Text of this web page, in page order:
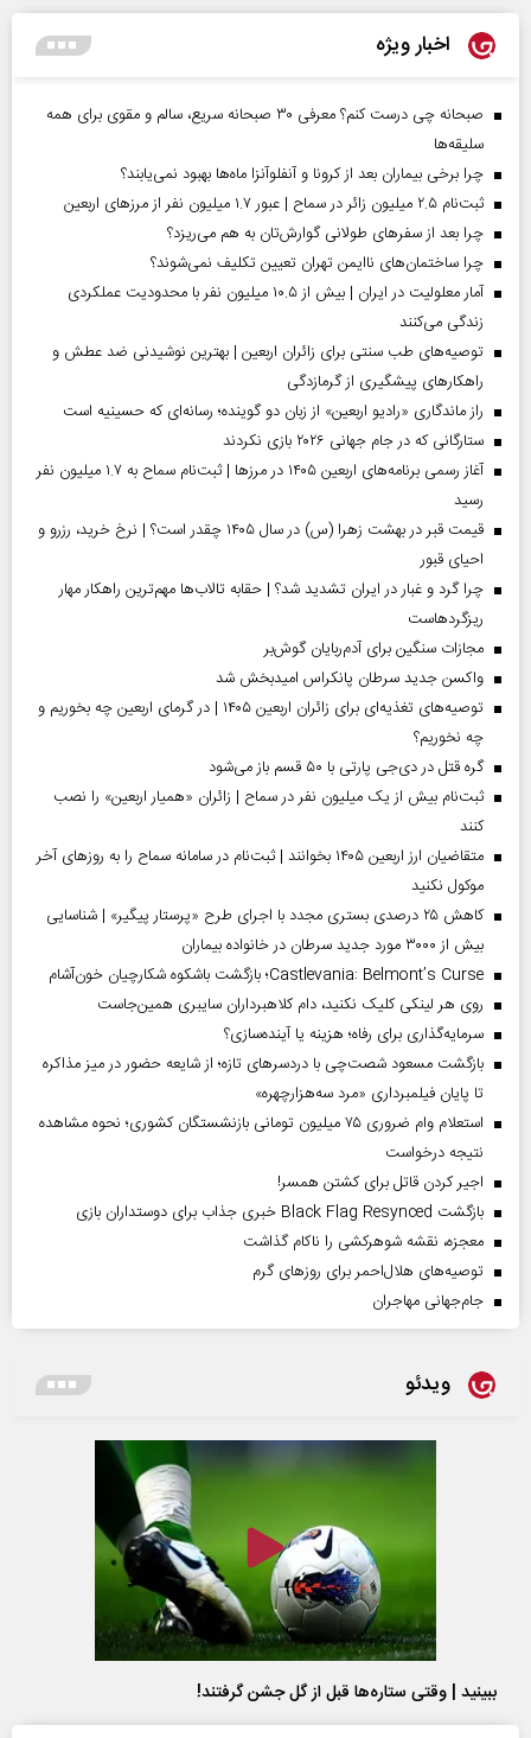
اخبار ویژه
صبحانه چی درست کنم؟ معرفی ۳۰ صبحانه سریع، سالم و مقوی برای همه
سلیقه‌ها
چرا برخی بیماران بعد از کرونا و آنفلوآنزا ماه‌ها بهبود نمی‌یابند؟
ثبت‌نام ۲.۵ میلیون زائر در سماح | عبور ۱.۷ میلیون نفر از مرز‌های اربعین
چرا بعد از سفرهای طولانی گوارش‌تان به هم می‌ریزد؟
چرا ساختمان‌های ناایمن تهران تعیین تکلیف نمی‌شوند؟
آمار معلولیت در ایران | بیش از ۱۰.۵ میلیون نفر با محدودیت عملکردی
زندگی می‌کنند
توصیه‌های طب سنتی برای زائران اربعین | بهترین نوشیدنی ضد عطش و
راهکارهای پیشگیری از گرمازدگی
راز ماندگاری «رادیو اربعین» از زبان دو گوینده؛ رسانه‌ای که حسینیه است
ستارگانی که در جام جهانی ۲۰۲۶ بازی نکردند
آغاز رسمی برنامه‌های اربعین ۱۴۰۵ در مرز‌ها | ثبت‌نام سماح به ۱.۷ میلیون نفر
رسید
قیمت قبر در بهشت زهرا (س) در سال ۱۴۰۵ چقدر است؟ | نرخ خرید، رزرو و
احیای قبور
چرا گرد و غبار در ایران تشدید شد؟ | حقابه تالاب‌ها مهم‌ترین راهکار مهار
ریزگردهاست
مجازات سنگین برای آدم‌ربایان گوش‌بر
واکسن جدید سرطان پانکراس امیدبخش شد
توصیه‌های تغذیه‌ای برای زائران اربعین ۱۴۰۵ | در گرمای اربعین چه بخوریم و
چه نخوریم؟
گره قتل در دی‌جی پارتی با ۵۰ قسم باز می‌شود
ثبت‌نام بیش از یک میلیون نفر در سماح | زائران «همیار اربعین» را نصب
کنند
متقاضیان ارز اربعین ۱۴۰۵ بخوانند | ثبت‌نام در سامانه سماح را به روز‌های آخر
موکول نکنید
کاهش ۲۵ درصدی بستری مجدد با اجرای طرح «پرستار پیگیر» | شناسایی
بیش از ۳۰۰۰ مورد جدید سرطان در خانواده بیماران
Castlevania: Belmont’s Curse؛ بازگشت باشکوه شکارچیان خون‌آشام
روی هر لینکی کلیک نکنید، دام کلاهبرداران سایبری همین‌جاست
سرمایه‌گذاری برای رفاه؛ هزینه یا آینده‌سازی؟
بازگشت مسعود شصت‌چی با دردسر‌های تازه؛ از شایعه حضور در میز مذاکره
تا پایان فیلمبرداری «مرد سه‌هزارچهره»
استعلام وام ضروری ۷۵ میلیون تومانی بازنشستگان کشوری؛ نحوه مشاهده
نتیجه درخواست
اجیر کردن قاتل برای کشتن همسر!
بازگشت Black Flag Resynced خبری جذاب برای دوستداران بازی
معجزه، نقشه شوهرکشی را ناکام گذاشت
توصیه‌های هلال‌احمر برای روز‌های گرم
جام‌جهانی مهاجران
ویدئو
ببینید | وقتی ستاره‌ها قبل از گل جشن گرفتند!